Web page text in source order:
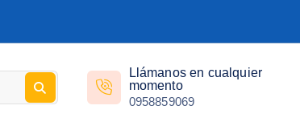
Llámanos en cualquier
momento
0958859069